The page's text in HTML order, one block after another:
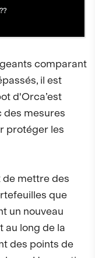
comparant
il est
d'Orca’est
des mesures
protéger les
de mettre des
que
un nouveau
au long de la
des points de